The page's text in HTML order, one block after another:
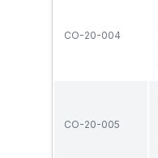
CO-20-004
CO-20-005